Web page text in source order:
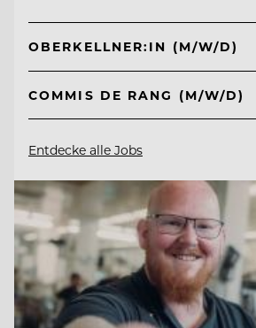
OBERKELLNER:IN (M/W/D)
COMMIS DE RANG (M/W/D)
Entdecke alle Jobs